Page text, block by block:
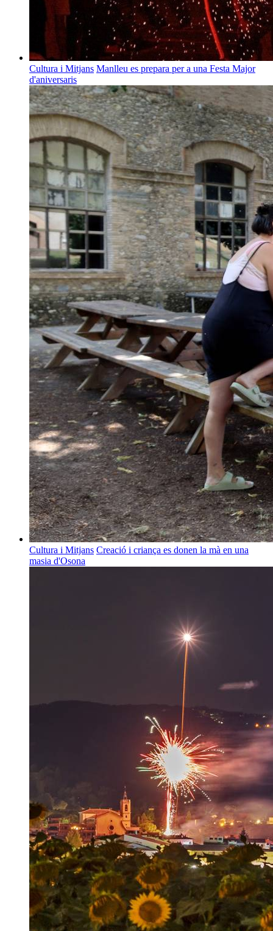
Cultura i Mitjans Manlleu es prepara per a una Festa Major
d'aniversaris
Cultura i Mitjans Creació i criança es donen la mà en una
masia d'Osona